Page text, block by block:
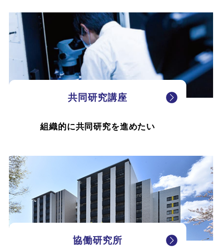
共同研究講座
組織的に共同研究を進めたい
協働研究所